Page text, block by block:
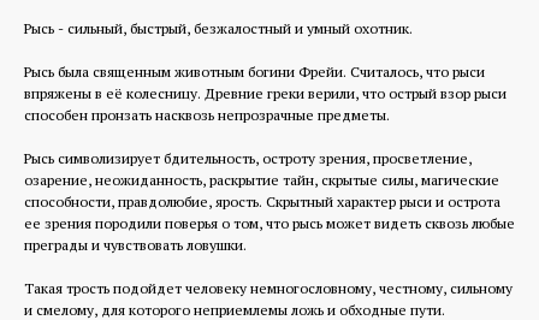
Рысь - сильный, быстрый, безжалостный и умный охотник.
Рысь была священным животным богини Фрейи. Считалось, что рыси
впряжены в её колесницу. Древние греки верили, что острый взор рыси
способен пронзать насквозь непрозрачные предметы.
Рысь символизирует бдительность, остроту зрения, просветление,
озарение, неожиданность, раскрытие тайн, скрытые силы, магические
способности, правдолюбие, ярость. Скрытный характер рыси и острота
ее зрения породили поверья о том, что рысь может видеть сквозь любые
преграды и чувствовать ловушки.
Такая трость подойдет человеку немногословному, честному, сильному
и смелому, для которого неприемлемы ложь и обходные пути.